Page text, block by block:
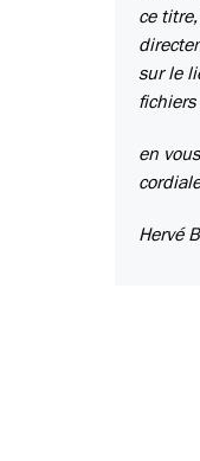
ce
sur le
fichiers
en
Hervé